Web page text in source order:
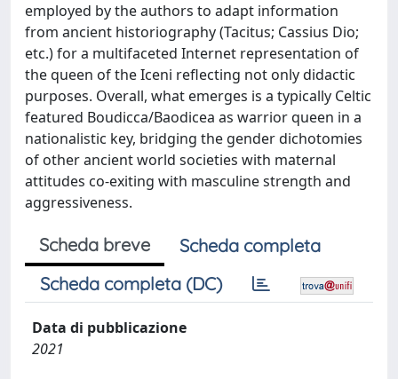
employed by the authors to adapt information
from ancient historiography (Tacitus; Cassius Dio;
etc.) for a multifaceted Internet representation of
the queen of the Iceni reflecting not only didactic
purposes. Overall, what emerges is a typically Celtic
featured Boudicca/Baodicea as warrior queen in a
nationalistic key, bridging the gender dichotomies
of other ancient world societies with maternal
attitudes co-exiting with masculine strength and
aggressiveness.
Scheda breve
Scheda completa
Scheda completa (DC)
Data di pubblicazione
2021